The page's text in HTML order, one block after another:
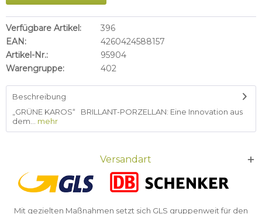
Verfügbare Artikel:
396
EAN:
4260424588157
Artikel-Nr.:
95904
Warengruppe:
402
Beschreibung
„GRÜNE KAROS“ BRILLANT-PORZELLAN: Eine Innovation aus
dem...
mehr
Versandart
Mit gezielten Maßnahmen setzt sich GLS gruppenweit für den